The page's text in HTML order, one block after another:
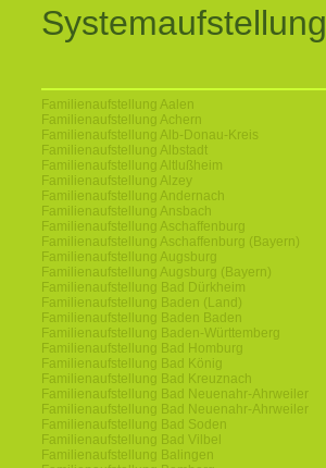
Systemaufstellung
Familienaufstellung Aalen
Familienaufstellung Achern
Familienaufstellung Alb-Donau-Kreis
Familienaufstellung Albstadt
Familienaufstellung Altlußheim
Familienaufstellung Alzey
Familienaufstellung Andernach
Familienaufstellung Ansbach
Familienaufstellung Aschaffenburg
Familienaufstellung Aschaffenburg (Bayern)
Familienaufstellung Augsburg
Familienaufstellung Augsburg (Bayern)
Familienaufstellung Bad Dürkheim
Familienaufstellung Baden (Land)
Familienaufstellung Baden Baden
Familienaufstellung Baden-Württemberg
Familienaufstellung Bad Homburg
Familienaufstellung Bad König
Familienaufstellung Bad Kreuznach
Familienaufstellung Bad Neuenahr-Ahrweiler
Familienaufstellung Bad Neuenahr-Ahrweiler
Familienaufstellung Bad Soden
Familienaufstellung Bad Vilbel
Familienaufstellung Balingen